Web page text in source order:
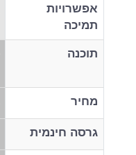
אפשרויות
תמיכה
תוכנה
מחיר
גרסה חינמית